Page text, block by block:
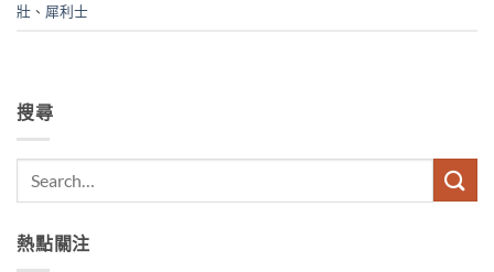
壯 、 犀利士
搜尋
熱點關注